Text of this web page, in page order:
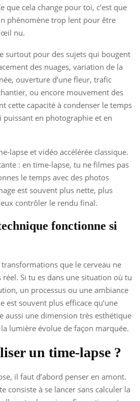
que cela change pour toi, c’est que
phénomène trop lent pour être
nu.
surtout pour des sujets qui bougent
des nuages, variation de la
ouverture d’une fleur, trafic
ou encore mouvement des
cette capacité à condenser le temps
en photographie et en
lapse et vidéo accélérée classique.
: en time-lapse, tu ne filmes pas
le temps avec des photos
est souvent plus nette, plus
contrôler le rendu final.
fonctionne si
transformations que le cerveau ne
Si tu es dans une situation où tu
un processus ou une ambiance
est souvent plus efficace qu’une
aussi une dimension très esthétique
lumière évolue de façon marquée.
un time-lapse ?
il faut d’abord penser en amont.
consiste à se lancer sans calculer la